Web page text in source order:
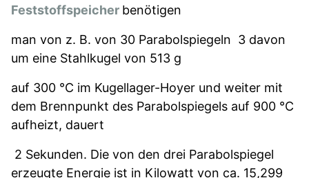
Feststoffspeicher benötigen
man von z. B. von 30 Parabolspiegeln 3 davon
um eine Stahlkugel von 513 g
auf 300 °C im Kugellager-Hoyer und weiter mit
dem Brennpunkt des Parabolspiegels auf 900 °C
aufheizt, dauert
2 Sekunden. Die von den drei Parabolspiegel
erzeugte Energie ist in Kilowatt von ca. 15,299